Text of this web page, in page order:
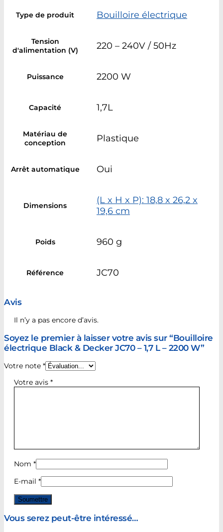
Type de produit Bouilloire électrique
Tension
d'alimentation (V)
220 – 240V / 50Hz
Puissance 2200 W
Capacité 1,7L
Matériau de
conception
Plastique
Arrêt automatique Oui
Dimensions
(L x H x P): 18,8 x 26,2 x
19,6 cm
Poids 960 g
Référence JC70
Avis
Il n’y a pas encore d’avis.
Soyez le premier à laisser votre avis sur “Bouilloire
électrique Black & Decker JC70 – 1,7 L – 2200 W”
Votre note *
Votre avis *
Nom *
E-mail *
Vous serez peut-être intéressé…